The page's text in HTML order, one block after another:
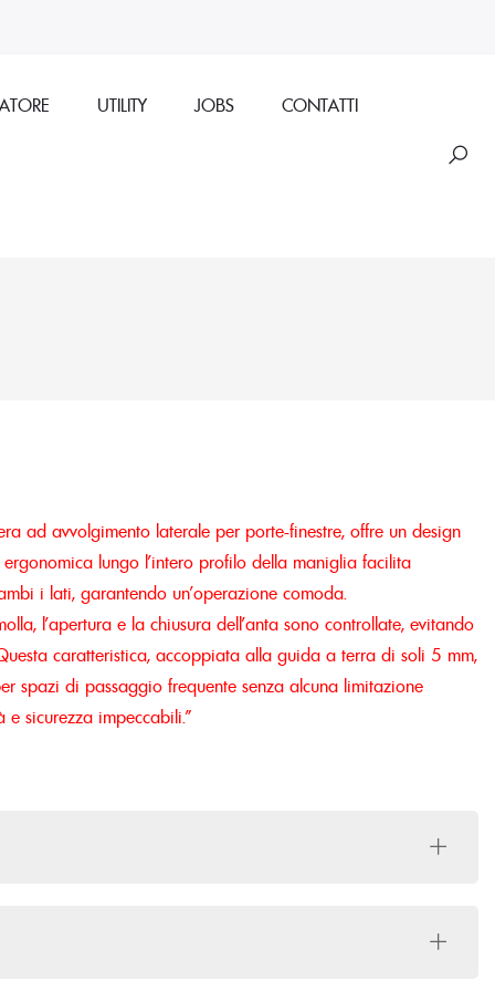
UTILITY JOBS CONTATTI
ad avvolgimento laterale per porte-finestre, offre un design
lungo l’intero profilo della maniglia facilita
i lati, garantendo un’operazione comoda.
l’apertura e la chiusura dell’anta sono controllate, evitando
caratteristica, accoppiata alla guida a terra di soli 5 mm,
spazi di passaggio frequente senza alcuna limitazione
sicurezza impeccabili.”